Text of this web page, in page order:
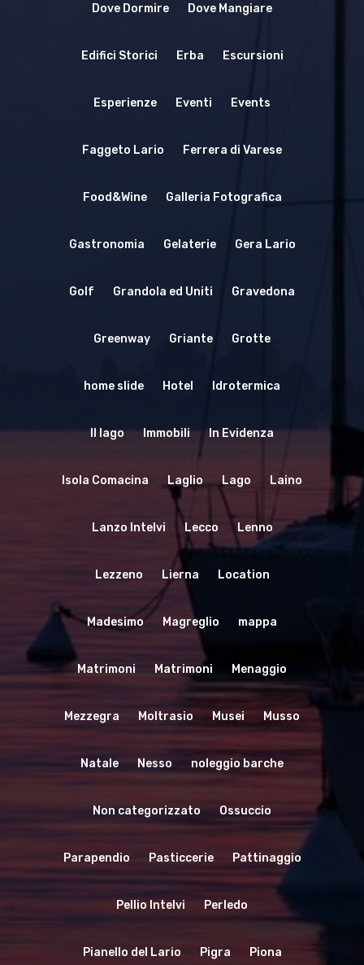
Dove Dormire Dove Mangiare
Edifici Storici Erba Escursioni
Esperienze Eventi Events
Faggeto Lario Ferrera di Varese
Food&Wine Galleria Fotografica
Gastronomia Gelaterie Gera Lario
Golf Grandola ed Uniti Gravedona
Greenway Griante Grotte
home slide Hotel Idrotermica
Il lago Immobili In Evidenza
Isola Comacina Laglio Lago Laino
Lanzo Intelvi Lecco Lenno
Lezzeno Lierna Location
Madesimo Magreglio mappa
Matrimoni Matrimoni Menaggio
Mezzegra Moltrasio Musei Musso
Natale Nesso noleggio barche
Non categorizzato Ossuccio
Parapendio Pasticcerie Pattinaggio
Pellio Intelvi Perledo
Pianello del Lario Pigra Piona